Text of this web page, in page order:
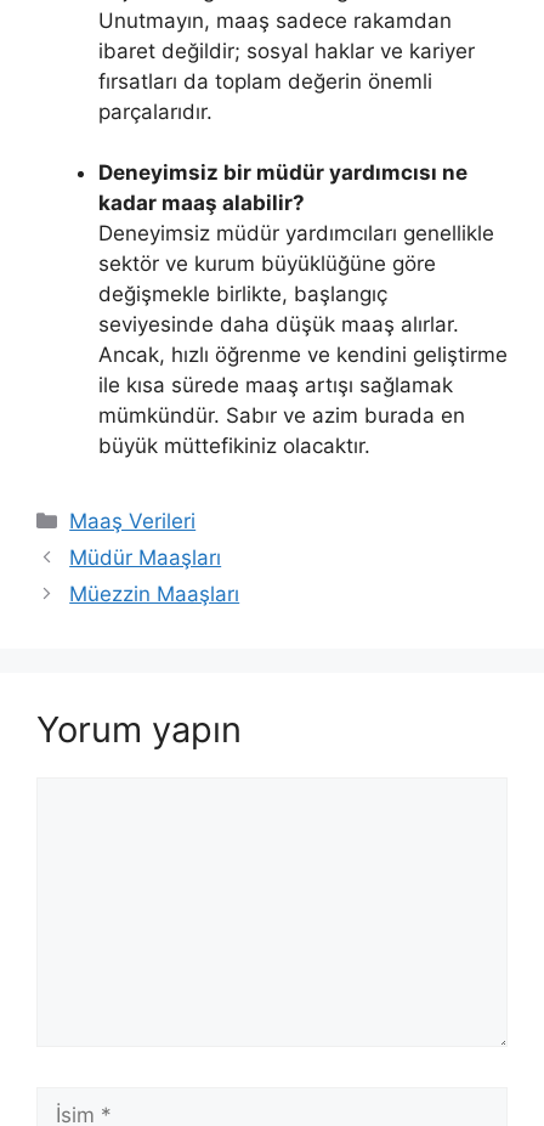
Unutmayın, maaş sadece rakamdan
ibaret değildir; sosyal haklar ve kariyer
fırsatları da toplam değerin önemli
parçalarıdır.
Deneyimsiz bir müdür yardımcısı ne
kadar maaş alabilir?
Deneyimsiz müdür yardımcıları genellikle
sektör ve kurum büyüklüğüne göre
değişmekle birlikte, başlangıç
seviyesinde daha düşük maaş alırlar.
Ancak, hızlı öğrenme ve kendini geliştirme
ile kısa sürede maaş artışı sağlamak
mümkündür. Sabır ve azim burada en
büyük müttefikiniz olacaktır.
Kategoriler
Maaş Verileri
Müdür Maaşları
Müezzin Maaşları
Yorum yapın
İsim